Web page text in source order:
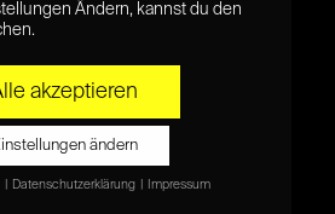
Ändern, kannst du den
akzeptieren
ändern
Datenschutzerklärung Impressum